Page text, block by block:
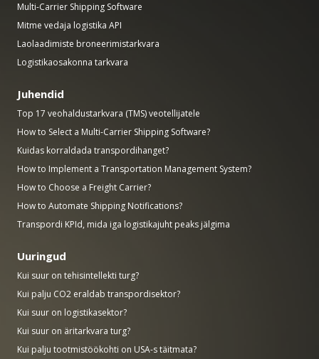
Multi-Carrier Shipping Software
Mitme vedaja logistika API
Laolaadimiste broneerimistarkvara
Logistikaosakonna tarkvara
Juhendid
Top 17 veohaldustarkvara (TMS) veotellijatele
How to Select a Multi-Carrier Shipping Software?
Kuidas korraldada transpordihanget?
How to Implement a Transportation Management System?
How to Choose a Freight Carrier?
How to Automate Shipping Notifications?
Transpordi KPId, mida iga logistikajuht peaks jälgima
Uuringud
Kui suur on tehisintellekti turg?
Kui palju CO2 eraldab transpordisektor?
Kui suur on logistikasektor?
Kui suur on äritarkvara turg?
Kui palju tootmistöökohti on USA-s täitmata?